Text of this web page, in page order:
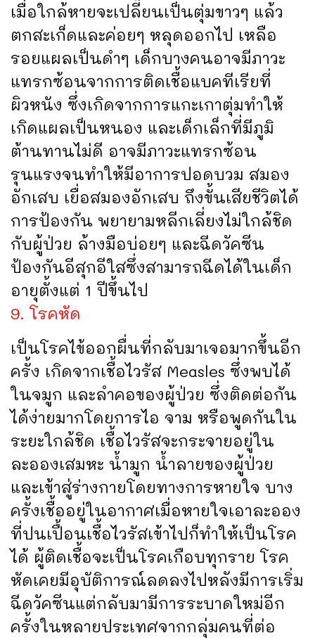
เมื่อใกล้หายจะเปลี่ยนเป็นตุ่มขาวๆ แล้ว
ตกสะเก็ดและค่อยๆ หลุดออกไป เหลือ
รอยแผลเป็นดำๆ เด็กบางคนอาจมีภาวะ
แทรกซ้อนจากการติดเชื้อแบคทีเรียที่
ผิวหนัง ซึ่งเกิดจากการแกะเกาตุ่มทำให้
เกิดแผลเป็นหนอง และเด็กเล็กที่มีภูมิ
ต้านทานไม่ดี อาจมีภาวะแทรกซ้อน
รุนแรงจนทำให้มีอาการปอดบวม สมอง
อักเสบ เยื่อสมองอักเสบ ถึงขั้นเสียชีวิตได้
การป้องกัน พยายามหลีกเลี่ยงไม่ใกล้ชิด
กับผู้ป่วย ล้างมือบ่อยๆ และฉีดวัคซีน
ป้องกันอีสุกอีใสซึ่งสามารถฉีดได้ในเด็ก
อายุตั้งแต่ 1 ปีขึ้นไป
9. โรคหัด
เป็นโรคไข้ออกผื่นที่กลับมาเจอมากขึ้นอีก
ครั้ง เกิดจากเชื้อไวรัส Measles ซึ่งพบได้
ในจมูก และลำคอของผู้ป่วย ซึ่งติดต่อกัน
ได้ง่ายมากโดยการไอ จาม หรือพูดกันใน
ระยะใกล้ชิด เชื้อไวรัสจะกระจายอยู่ใน
ละอองเสมหะ น้ำมูก น้ำลายของผู้ป่วย
และเข้าสู่ร่างกายโดยทางการหายใจ บาง
ครั้งเชื้ออยู่ในอากาศเมื่อหายใจเอาละออง
ที่ปนเปื้อนเชื้อไวรัสเข้าไปก็ทำให้เป็นโรค
ได้ ผู้ติดเชื้อจะเป็นโรคเกือบทุกราย โรค
หัดเคยมีอุบัติการณ์ลดลงไปหลังมีการเริ่ม
ฉีดวัคซีนแต่กลับมามีการระบาดใหม่อีก
ครั้งในหลายประเทศจากกลุ่มคนที่ต่อ